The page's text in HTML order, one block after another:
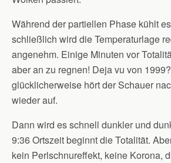
Während der partiellen Phase kühlt
schließlich wird die Temperaturlage
angenehm. Einige Minuten vor
aber an zu regnen! Deja vu von
glücklicherweise hört der Schauer
wieder auf.
Dann wird es schnell dunkler und
9:36 Ortszeit beginnt die Totalität.
kein Perlschnureffekt, keine Korona,